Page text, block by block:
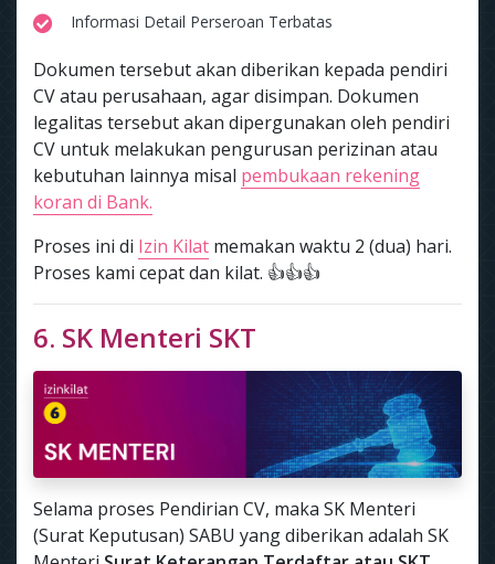
Informasi Detail Perseroan Terbatas
Dokumen tersebut akan diberikan kepada pendiri
CV atau perusahaan, agar disimpan. Dokumen
legalitas tersebut akan dipergunakan oleh pendiri
CV untuk melakukan pengurusan perizinan atau
kebutuhan lainnya misal pembukaan rekening
koran di Bank.
Proses ini di Izin Kilat memakan waktu 2 (dua) hari.
Proses kami cepat dan kilat. 👍👍👍
6. SK Menteri SKT
Selama proses Pendirian CV, maka SK Menteri
(Surat Keputusan) SABU yang diberikan adalah SK